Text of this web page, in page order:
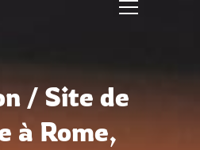
/ Site de
à Rome,